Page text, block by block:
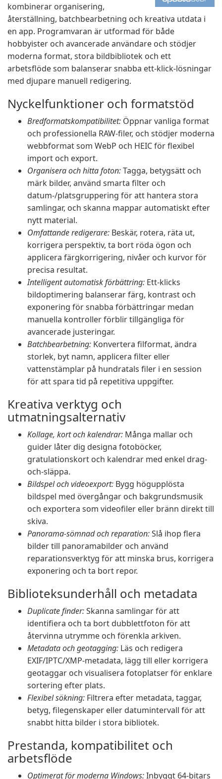
kombinerar organisering,
återställning, batchbearbetning och kreativa utdata i
en app. Programvaran är utformad för både
hobbyister och avancerade användare och stödjer
moderna format, stora bildbibliotek och ett
arbetsflöde som balanserar snabba ett-klick-lösningar
med djupare manuell redigering.
Nyckelfunktioner och formatstöd
Bredformatskompatibilitet: Öppnar vanliga format
och professionella RAW-filer, och stödjer moderna
webbformat som WebP och HEIC för flexibel
import och export.
Organisera och hitta foton:Tagga, betygsätt och
märk bilder, använd smarta filter och
datum-/platsgruppering för att hantera stora
samlingar, och skanna mappar automatiskt efter
nytt material.
Omfattande redigerare: Beskär, rotera, räta ut,
korrigera perspektiv, ta bort röda ögon och
applicera färgkorrigering, nivåer och kurvor för
precisa resultat.
Intelligent automatisk förbättring: Ett-klicks
bildoptimering balanserar färg, kontrast och
exponering för snabba förbättringar medan
manuella kontroller förblir tillgängliga för
avancerade justeringar.
Batchbearbetning: Konvertera filformat, ändra
storlek, byt namn, applicera filter eller
vattenstämplar på hundratals filer i en session
för att spara tid på repetitiva uppgifter.
Kreativa verktyg och
utmatningsalternativ
Kollage, kort och kalendrar: Många mallar och
guider låter dig designa fotoböcker,
gratulationskort och kalendrar med enkel drag-
och-släppa.
Bildspel och videoexport: Bygg högupplösta
bildspel med övergångar och bakgrundsmusik
och exportera som videofiler eller bränn direkt till
skiva.
Panorama-sömnad och reparation:Slå ihop flera
bilder till panoramabilder och använd
reparationsverktyg för att minska brus, korrigera
exponering och ta bort repor.
Biblioteksunderhåll och metadata
Duplicate finder:Skanna samlingar för att
identifiera och ta bort dubblettfoton för att
återvinna utrymme och förenkla arkiven.
Metadata och geotagging: Läs och redigera
EXIF/IPTC/XMP-metadata, lägg till eller korrigera
geotaggar och visualisera fotoplatser för enklare
sortering efter plats.
Flexibel sökning: Filtrera efter metadata, taggar,
betyg, filegenskaper eller datumintervall för att
snabbt hitta bilder i stora bibliotek.
Prestanda, kompatibilitet och
arbetsflöde
Optimerat för moderna Windows:Inbyggt 64-bitars